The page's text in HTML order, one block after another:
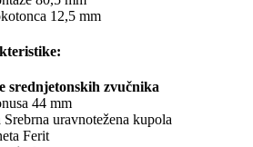
12,5 mm
srednjetonskih zvučnika
44 mm
Srebrna uravnotežena kupola
Ferit